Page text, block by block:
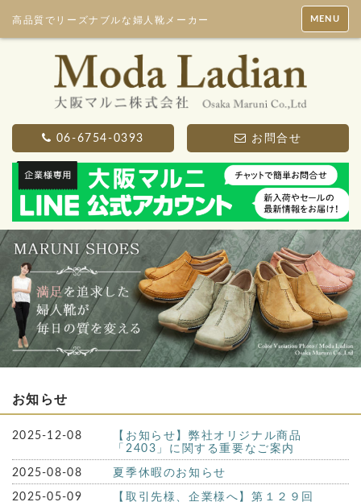
高品質でリーズナブルな婦人靴メーカー MENU
06-6754-0393 お問合せ
お知らせ
2025-12-08
【お知らせ】弊社オリジナル商品
「2403」に関する重要なご案内
2025-08-08 夏季休暇のお知らせ
2025-05-09
【取引先様、企業様へ】第１２９回